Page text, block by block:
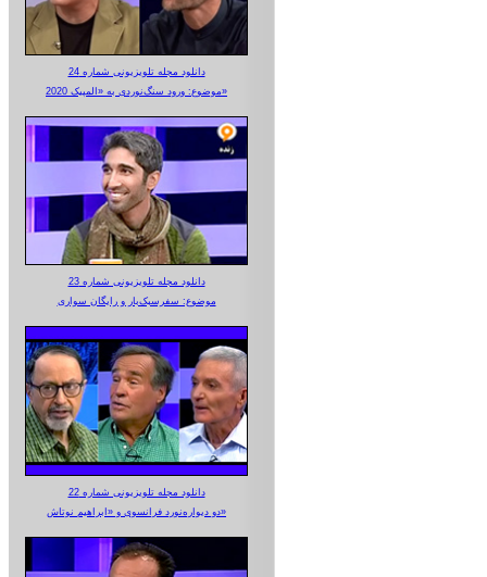
دانلود مجله تلویزیونی شماره 24
موضوع: ورود سنگ‌نوردی به «المپیک 2020»
دانلود مجله تلویزیونی شماره 23
موضوع: سفرسبک‌بار و رایگان سواری
دانلود مجله تلویزیونی شماره 22
دو دیواره‌نورد فرانسوی و «ابراهیم نوتاش»